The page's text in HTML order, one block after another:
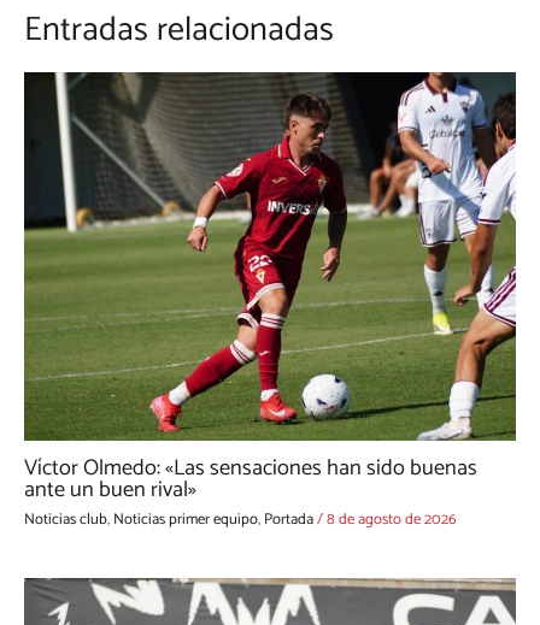
Entradas relacionadas
Víctor Olmedo: «Las sensaciones han sido buenas
ante un buen rival»
Noticias club,Noticias primer equipo,Portada/8 de agosto de 2026